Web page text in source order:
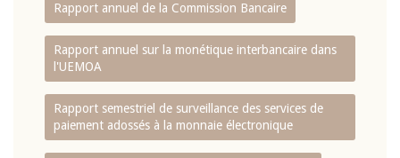
Rapport annuel de la Commission Bancaire
Rapport annuel sur la monétique interbancaire dans
l'UEMOA
Rapport semestriel de surveillance des services de
paiement adossés à la monnaie électronique